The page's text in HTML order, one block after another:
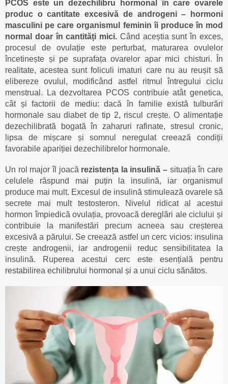
PCOS este un dezechilibru hormonal în care ovarele
produc o cantitate excesivă de androgeni – hormoni
masculini pe care organismul feminin îi produce în mod
normal doar în cantități mici. Când aceștia sunt în exces,
procesul de ovulație este perturbat, maturarea ovulelor
încetinește și pe suprafața ovarelor apar mici chisturi. În
realitate, acestea sunt foliculi imaturi care nu au reușit să
elibereze ovulul, modificând astfel ritmul întregului ciclu
menstrual. La dezvoltarea PCOS contribuie atât genetica,
cât și factorii de mediu: dacă în familie există tulburări
hormonale sau diabet de tip 2, riscul crește. O alimentație
dezechilibrată bogată în zaharuri rafinate, stresul cronic,
lipsa de mișcare și somnul neregulat creează condiții
favorabile apariției dezechilibrelor hormonale.
Un rol major îl joacă rezistența la insulină – situația în care
celulele răspund mai puțin la insulină, iar organismul
produce mai mult. Excesul de insulină stimulează ovarele să
secrete mai mult testosteron. Nivelul ridicat al acestui
hormon împiedică ovulația, provoacă dereglări ale ciclului și
contribuie la manifestări precum acneea sau creșterea
excesivă a părului. Se creează astfel un cerc vicios: insulina
crește androgenii, iar androgenii reduc sensibilitatea la
insulină. Ruperea acestui cerc este esențială pentru
restabilirea echilibrului hormonal și a unui ciclu sănătos.